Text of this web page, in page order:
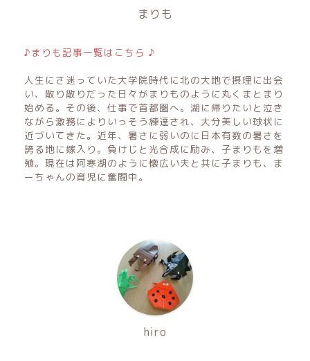
まりも
♪まりも記事一覧はこちら ♪
人生にさ迷っていた大学院時代に北の大地で摂理に出会
い、散り散りだった日々がまりものように丸くまとまり
始める。その後、仕事で首都圏へ。湖に帰りたいと泣き
ながら激務によりいっそう練達され、大分美しい球状に
近づいてきた。近年、暑さに弱いのに日本有数の暑さを
誇る地に嫁入り。負けじと光合成に励み、子まりもを増
殖。現在は阿寒湖のように懐広い夫と共に子まりも、ま
ーちゃんの育児に奮闘中。
hiro